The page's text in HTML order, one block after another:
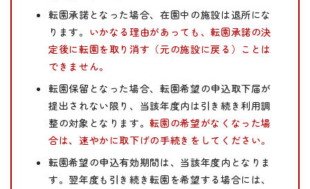
転園承諾となった場合、在園中の施設は退所にな
ります。 いかなる理由があっても、転園承諾の決
定後に転園を取り消す（元の施設に戻る）ことは
できません。
転園保留となった場合、転園希望の申込取下届が
提出されない限り、当該年度内は引き続き利用調
整の対象となります。転園の希望がなくなった場
合は、速やかに取下げの手続きをしてください。
転園希望の申込有効期間は、当該年度内となりま
す。翌年度も引き続き転園を希望する場合には、